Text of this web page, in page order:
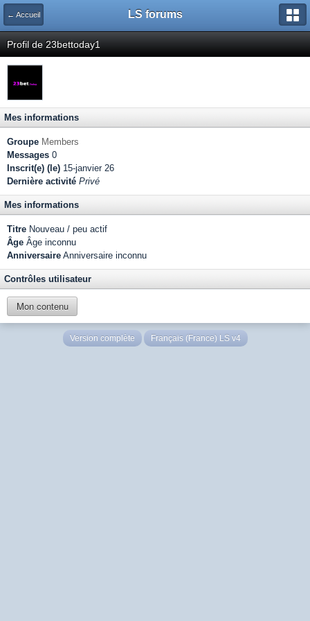
← Accueil LS forums
Profil de 23bettoday1
Mes informations
Groupe Members
Messages 0
Inscrit(e) (le) 15-janvier 26
Dernière activité Privé
Mes informations
Titre Nouveau / peu actif
Âge Âge inconnu
Anniversaire Anniversaire inconnu
Contrôles utilisateur
Mon contenu
Version complète Français (France) LS v4